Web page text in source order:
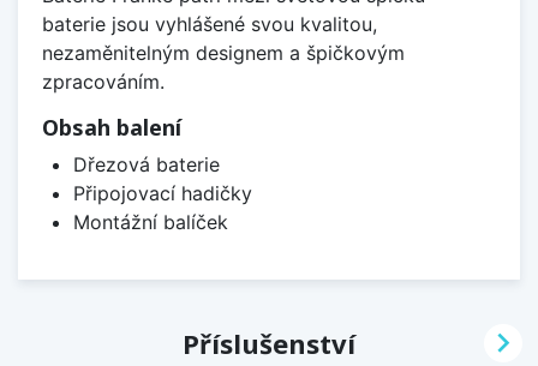
baterie jsou vyhlášené svou kvalitou,
nezaměnitelným designem a špičkovým
zpracováním.
Obsah balení
Dřezová baterie
Připojovací hadičky
Montážní balíček
Příslušenství 